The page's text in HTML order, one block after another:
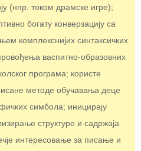
(нпр. током драмске игре);
богату конверзацију са
комплекснијих синтаксичких
васпитно-образовних
програма; користе
методе обучавања деце
симбола; иницирају
структуре и садржаја
интересовање за писање и